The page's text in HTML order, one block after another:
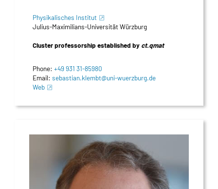
Physikalisches Institut
Julius-Maximilians-Universität Würzburg
Cluster professorship established by ct.qmat
Phone: +49 931 31-85980
Email: sebastian.klembt@uni-wuerzburg.de
Web